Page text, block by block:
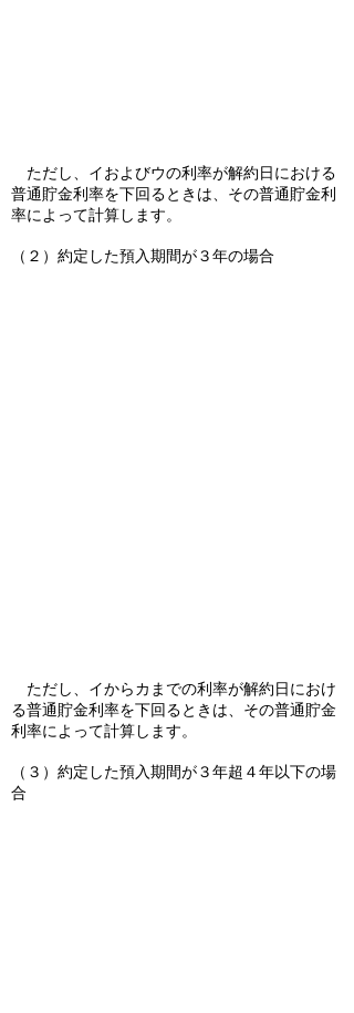
ただし、イおよびウの利率が解約日における
普通貯金利率を下回るときは、その普通貯金利
率によって計算します。
（２）約定した預入期間が３年の場合
ただし、イからカまでの利率が解約日におけ
る普通貯金利率を下回るときは、その普通貯金
利率によって計算します。
（３）約定した預入期間が３年超４年以下の場
合